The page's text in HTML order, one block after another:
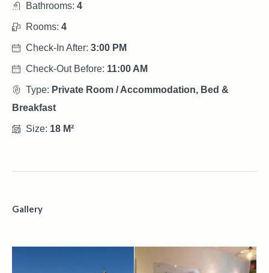
Bathrooms: 4
Rooms: 4
Check-In After: 3:00 PM
Check-Out Before: 11:00 AM
Type: Private Room / Accommodation, Bed &
Breakfast
Size: 18 M²
Gallery